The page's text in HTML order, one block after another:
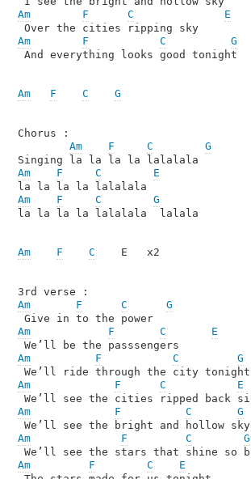
Am
F C
E
Over the cities ripping sky
Am
F C
G
And everything looks good tonight
Am F C G
Chorus :
Am
F C
G
Am
F C
E
Am
F C
G
la la la la lalalala  lalala
Am F C
    E   x2
Am
F C
G
Give in to the power
Am
F C
E
Am
F C
G
Am
F C
E
Am
F C
G
We’ll see the bright and hollow sky
Am
F C
G
Am
F C
E